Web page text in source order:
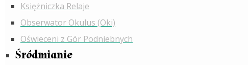
Księżniczka Relaje
Obserwator Okulus (Oki)
Oświeceni z Gór Podniebnych
Śródmianie